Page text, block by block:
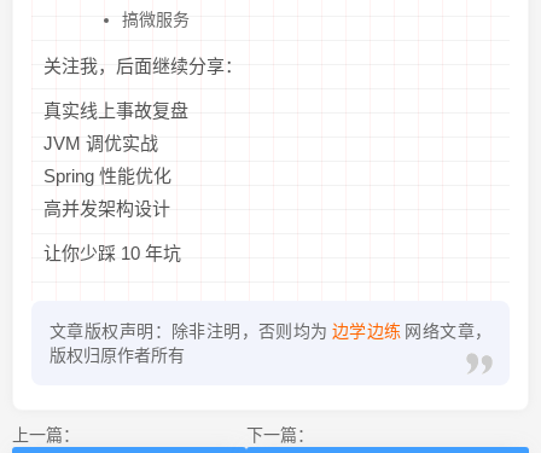
搞微服务
关注我，后面继续分享：
真实线上事故复盘
JVM 调优实战
Spring 性能优化
高并发架构设计
让你少踩 10 年坑
文章版权声明：除非注明，否则均为 边学边练 网络文章，
版权归原作者所有
上一篇： 下一篇：